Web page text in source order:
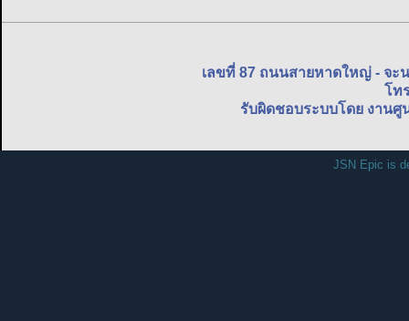
เลขที่ 87 ถนนสายหาดใหญ่ - จ
โท
รับผิดชอบระบบโดย งาน
JSN Epic is